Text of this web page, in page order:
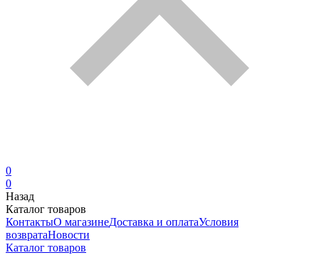
0
0
Назад
Каталог товаров
КонтактыО магазинеДоставка и оплатаУсловия
возвратаНовости
Каталог товаров